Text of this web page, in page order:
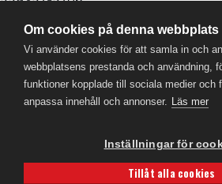
Om cookies på denna webbplats
Vi använder cookies för att samla in och
webbplatsens prestanda och användning,
funktioner kopplade till sociala medier och
anpassa innehåll och annonser. Läs mer
Inställningar för
Tillåt alla cookies